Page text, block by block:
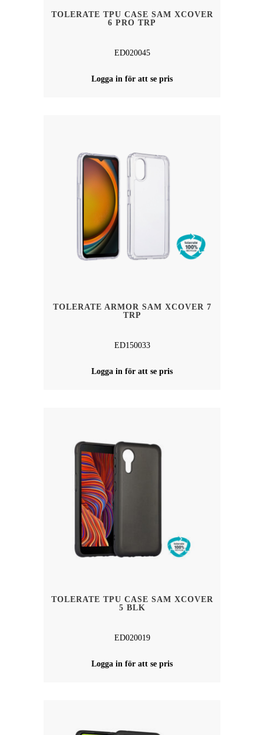
TOLERATE TPU CASE SAM XCOVER
6 PRO TRP
ED020045
Logga in för att se pris
TOLERATE ARMOR SAM XCOVER 7
TRP
ED150033
Logga in för att se pris
TOLERATE TPU CASE SAM XCOVER
5 BLK
ED020019
Logga in för att se pris